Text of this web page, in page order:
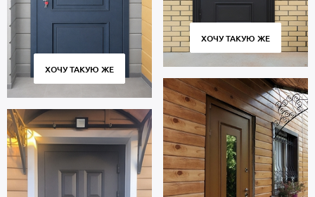
ХОЧУ ТАКУЮ ЖЕ
ХОЧУ ТАКУЮ ЖЕ